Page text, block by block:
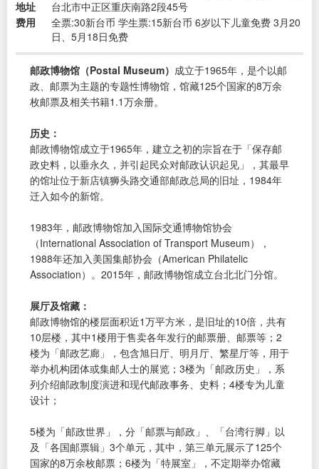
地址
台北市中正区重庆南路2段45号
费用
全票:30新台币 学生票:15新台币 6岁以下儿童免费 3月20
日、5月18日免费
邮政博物馆（Postal Museum） 成立于1965年，是个以邮
政、邮票为主题的专题性博物馆，馆藏125个国家的8万余
枚邮票及相关书籍1.1万余册。
历史：
邮政博物馆成立于1965年，建立之初的宗旨在于「保存邮
政史料，以垂永久，并引起民众对邮政认识起见」，其最早
的馆址位于新店镇狮头路交通部邮政总局的旧址，1984年
迁入如今的新馆。
1983年，邮政博物馆加入国际交通博物馆协会
（International Association of Transport Museum），
1988年还加入美国集邮协会（American Philatelic
Association）。2015年，邮政博物馆成立台北北门分馆。
展厅及馆藏：
邮政博物馆的楼层面积近1万平方米，是旧址的10倍，共有
10层楼，其中1楼用于售卖各年发行的邮票册、邮票等；2
楼为「邮政艺廊」，包含旭日厅、明月厅、繁星厅等，用于
举办机构团体或集邮人士的展览；3楼为「邮政历史」，系
列介绍邮政制度演进和现代邮政事务、史料；4楼专为儿童
设计；
5楼为「邮政世界」，分「邮票与邮政」、「台湾行脚」以
及「各国邮票辑」3个单元，其中，第三单元展示了125个
国家的8万余枚邮票；6楼为「特展室」，不定期举办馆藏